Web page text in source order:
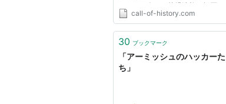
スターの人々が幼児洗礼を拒否し
成人した者たちが自らの意志で洗
守る共同体を構成しようとするア
call-of-history.com
30 ブックマーク
「アーミッシュのハッカーた
ち」